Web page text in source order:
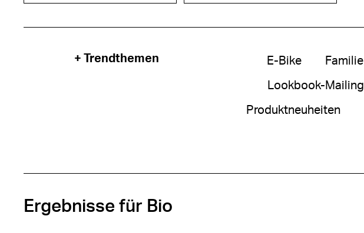
+ Trendthemen E-Bike Familie
Lookbook-Mailing
Produktneuheiten
Ergebnisse für Bio